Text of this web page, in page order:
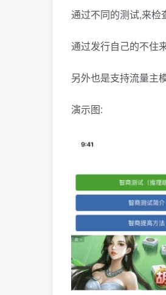
通过不同的测试,来检
通过发行自己的不住
另外也是支持流量主
演示图: